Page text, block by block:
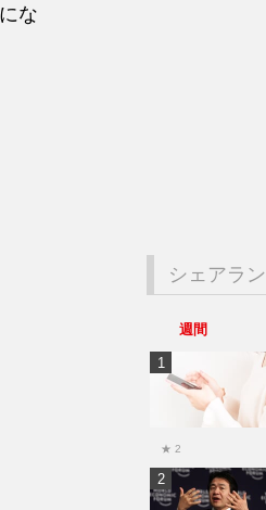
な
シェアラ
週間
★ 2